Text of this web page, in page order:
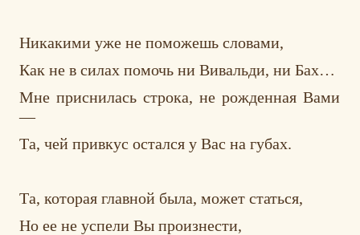
Никакими уже не поможешь словами,
Как не в силах помочь ни Вивальди, ни Бах…
Мне приснилась строка, не рожденная Вами
—
Та, чей привкус остался у Вас на губах.
Та, которая главной была, может статься,
Но ее не успели Вы произнести,